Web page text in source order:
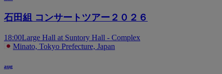
石田組 コンサートツアー２０２６
18:00Large Hall at Suntory Hall - Complex
Minato, Tokyo Prefecture, Japan
aug